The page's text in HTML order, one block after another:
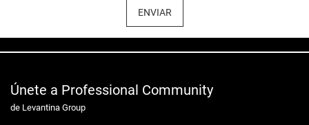
ENVIAR
Únete a Professional Community
de Levantina Group